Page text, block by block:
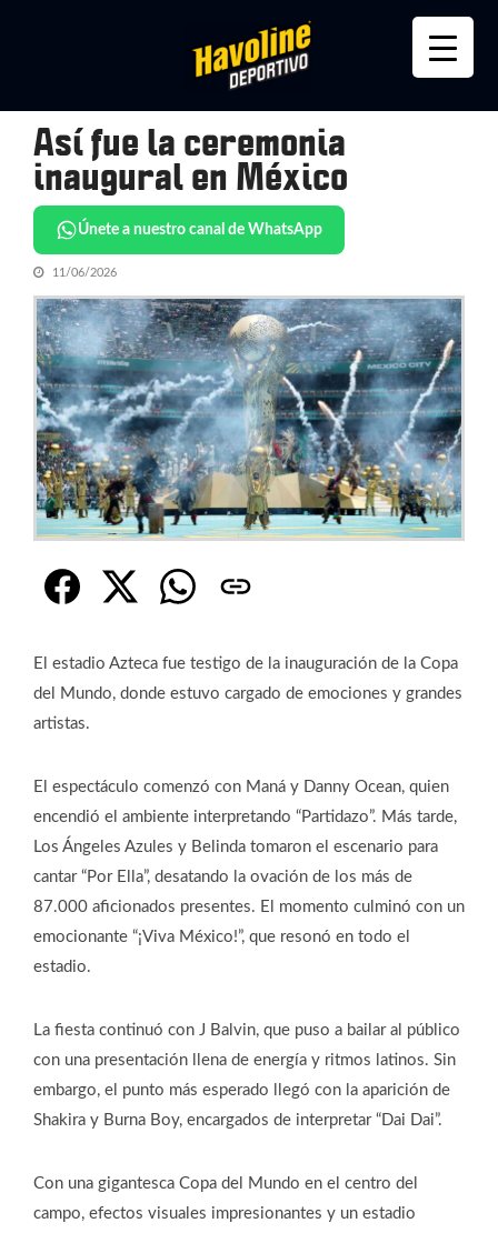
Así fue la ceremonia
inaugural en México
Únete a nuestro canal de WhatsApp
11/06/2026
El estadio Azteca fue testigo de la inauguración de la Copa
del Mundo, donde estuvo cargado de emociones y grandes
artistas.
El espectáculo comenzó con Maná y Danny Ocean, quien
encendió el ambiente interpretando “Partidazo”. Más tarde,
Los Ángeles Azules y Belinda tomaron el escenario para
cantar “Por Ella”, desatando la ovación de los más de
87.000 aficionados presentes. El momento culminó con un
emocionante “¡Viva México!”, que resonó en todo el
estadio.
La fiesta continuó con J Balvin, que puso a bailar al público
con una presentación llena de energía y ritmos latinos. Sin
embargo, el punto más esperado llegó con la aparición de
Shakira y Burna Boy, encargados de interpretar “Dai Dai”.
Con una gigantesca Copa del Mundo en el centro del
campo, efectos visuales impresionantes y un estadio